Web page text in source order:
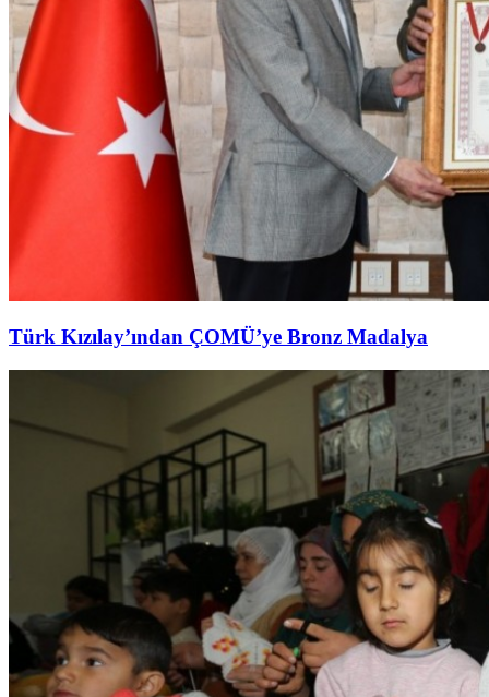
Türk Kızılay’ından ÇOMÜ’ye Bronz Madalya